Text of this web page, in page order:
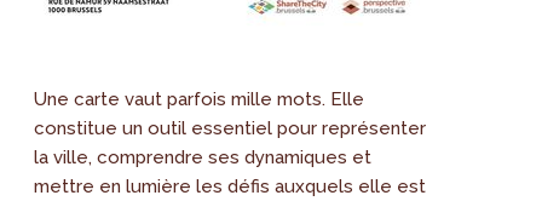
Une carte vaut parfois mille mots. Elle
constitue un outil essentiel pour représenter
la ville, comprendre ses dynamiques et
mettre en lumière les défis auxquels elle est